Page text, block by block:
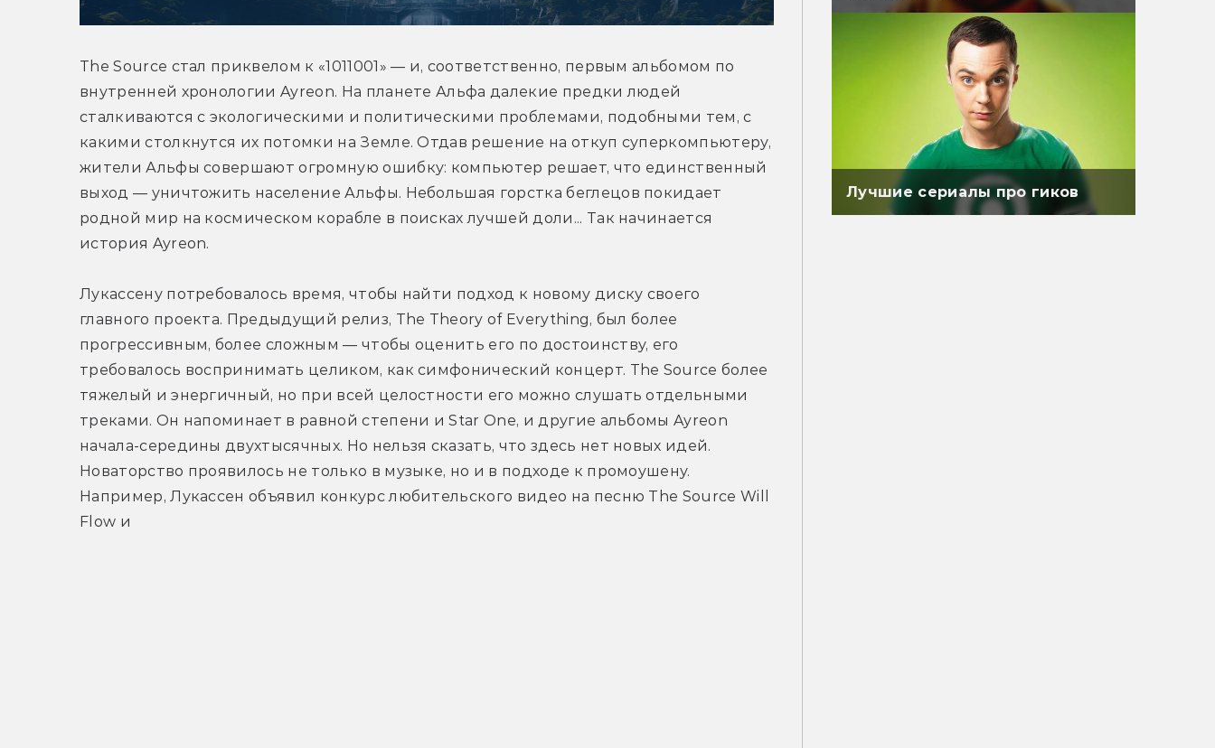
The Source стал приквелом к «1011001» — и, соответственно, первым альбомом по
внутренней хронологии Ayreon. На планете Альфа далекие предки людей
сталкиваются с экологическими и политическими проблемами, подобными тем, с
какими столкнутся их потомки на Земле. Отдав решение на откуп суперкомпьютеру,
жители Альфы совершают огромную ошибку: компьютер решает, что единственный
выход — уничтожить население Альфы. Небольшая горстка беглецов покидает
родной мир на космическом корабле в поисках лучшей доли... Так начинается
история Ayreon.
Лукассену потребовалось время, чтобы найти подход к новому диску своего
главного проекта. Предыдущий релиз, The Theory of Everything, был более
прогрессивным, более сложным — чтобы оценить его по достоинству, его
требовалось воспринимать целиком, как симфонический концерт. The Source более
тяжелый и энергичный, но при всей целостности его можно слушать отдельными
треками. Он напоминает в равной степени и Star One, и другие альбомы Ayreon
начала-середины двухтысячных. Но нельзя сказать, что здесь нет новых идей.
Новаторство проявилось не только в музыке, но и в подходе к промоушену.
Например, Лукассен объявил конкурс любительского видео на песню The Source Will
Flow и
Лучшие сериалы про гиков